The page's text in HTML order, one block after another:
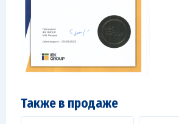
Также в продаже